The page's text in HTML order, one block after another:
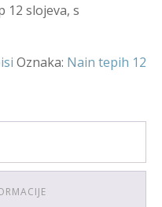
12 slojeva, s
Oznaka: Nain tepih 12